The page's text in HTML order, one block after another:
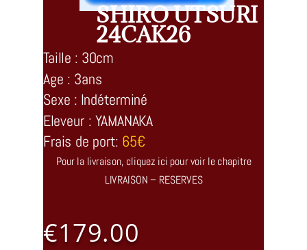
SHIRO UTSURI
24CAK26
Taille : 30cm
Age : 3ans
Sexe : Indéterminé
Eleveur : YAMANAKA
Frais de port: 65€
Pour la livraison, cliquez ici pour voir le chapitre
LIVRAISON – RESERVES
€179.00